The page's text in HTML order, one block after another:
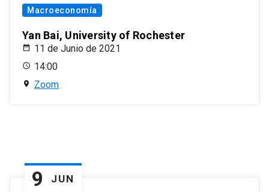
Macroeconomía
Yan Bai, University of Rochester
11 de Junio de 2021
14:00
Zoom
9 JUN